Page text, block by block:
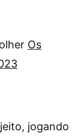
Os
jogando